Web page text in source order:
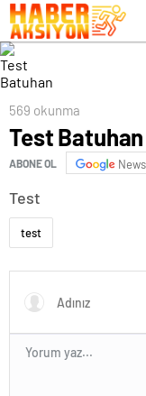
569 okunma
Test Batuhan
ABONE OL News
Test
test